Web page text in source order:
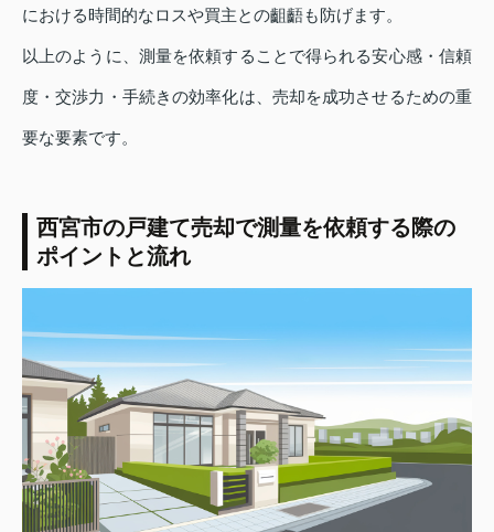
における時間的なロスや買主との齟齬も防げます。
以上のように、測量を依頼することで得られる安心感・信頼
度・交渉力・手続きの効率化は、売却を成功させるための重
要な要素です。
西宮市の戸建て売却で測量を依頼する際の
ポイントと流れ